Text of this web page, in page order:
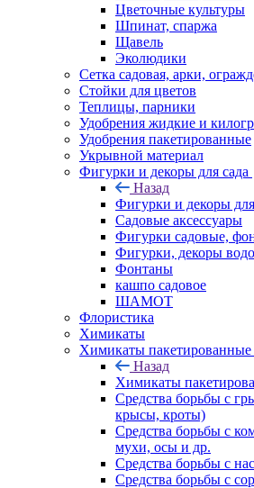
Цветочные культуры
Шпинат, спаржа
Щавель
Эколюдики
Сетка садовая, арки,
Стойки для цветов
Теплицы, парники
Удобрения жидкие и
Удобрения пакетированные
Укрывной материал
Фигурки и декоры для сада
Назад
Фигурки и декоры для
Садовые аксессуары
Фигурки садовые,
Фигурки, декоры
Фонтаны
кашпо садовое
ШАМОТ
Флористика
Химикаты
Химикаты пакетированные
Назад
Химикаты
Средства борьбы с
крысы, кроты)
Средства борьбы с
мухи, осы и др.
Средства борьбы с
Средства борьбы с